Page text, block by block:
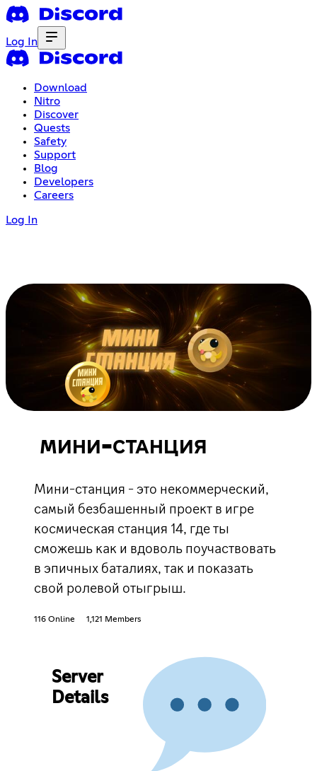
Log In
Download
Nitro
Discover
Quests
Safety
Support
Blog
Developers
Careers
Log In
МИНИ-СТАНЦИЯ
Мини-станция - это некоммерческий,
самый безбашенный проект в игре
космическая станция 14, где ты
сможешь как и вдоволь поучаствовать
в эпичных баталиях, так и показать
свой ролевой отыгрыш.
116 Online 1,121 Members
Server
Details